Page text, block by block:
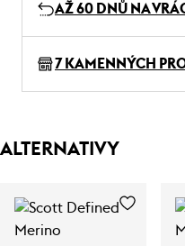
AŽ 60 DNŮ NA
7 KAMENNÝCH
ALTERNATIVY